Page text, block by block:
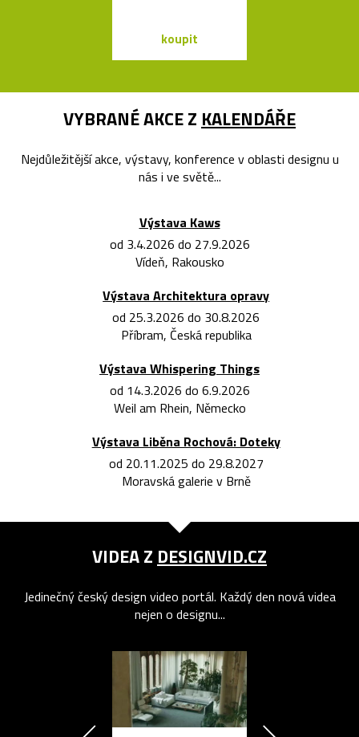
koupit
VYBRANÉ AKCE Z KALENDÁŘE
Nejdůležitější akce, výstavy, konference v oblasti designu u
nás i ve světě...
Výstava Kaws
od 3.4.2026 do 27.9.2026
Vídeň, Rakousko
Výstava Architektura opravy
od 25.3.2026 do 30.8.2026
Příbram, Česká republika
Výstava Whispering Things
od 14.3.2026 do 6.9.2026
Weil am Rhein, Německo
Výstava Liběna Rochová: Doteky
od 20.11.2025 do 29.8.2027
Moravská galerie v Brně
VIDEA Z DESIGNVID.CZ
Jedinečný český design video portál. Každý den nová videa
nejen o designu...